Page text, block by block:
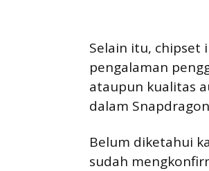
Selain itu, chipset
pengalaman
ataupun kualitas
dalam
Belum diketahui
sudah